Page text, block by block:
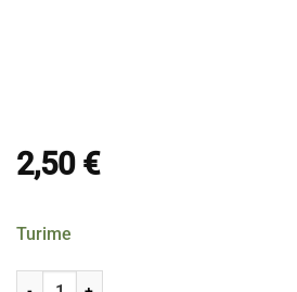
2,50 €
Turime
produkto kiekis: Kvapiosios arbatinės